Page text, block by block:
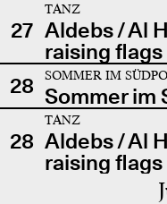
27
TANZ
Aldebs / Al
raising flags
28
SOMMER IM
Sommer im
28
TANZ
Aldebs / Al
raising flags